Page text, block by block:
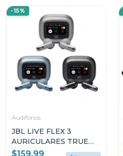
-15%
Audifonos
JBL LIVE FLEX 3
AURICULARES TRUE
WIRELESS CON
$159.99